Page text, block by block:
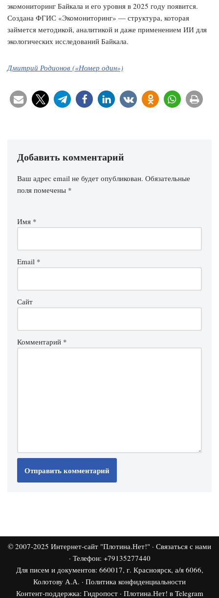
экомониторинг Байкала и его уровня в 2025 году появится.
Создана ФГИС «Экомониторинг» — структура, которая
займется методикой, аналитикой и даже применением ИИ для
экологических исследований Байкала.
Дмитрий Родионов («Номер один»)
Добавить комментарий
Ваш адрес email не будет опубликован. Обязательные
поля помечены *
Имя *
Email *
Сайт
Комментарий *
© 2007-2025 Интернет-сайт "Плотина.Нет!" · Связаться с нами
· Телефон: +79135277440
Для писем и документов: 660017, г. Красноярск, а/я 6066,
Колотову А.А. · Политика конфиденциальности
Контент-поддержка: Гидропост· Плотина.Нет! в Telegram